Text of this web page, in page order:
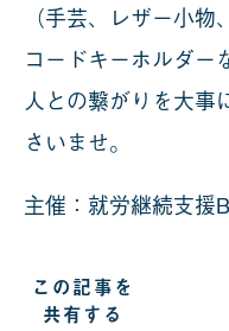
（手芸、レザー小
コードキーホルダー
人との繋がりを大事
さいませ。
主催：就労継続支
この記事を
共有する